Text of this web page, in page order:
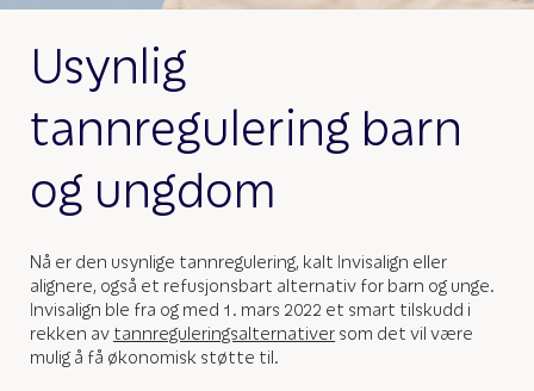
Usynlig
tannregulering barn
og ungdom
Nå er den usynlige tannregulering, kalt Invisalign eller
alignere, også et refusjonsbart alternativ for barn og unge.
Invisalign ble fra og med 1. mars 2022 et smart tilskudd i
rekken av tannreguleringsalternativer som det vil være
mulig å få økonomisk støtte til.